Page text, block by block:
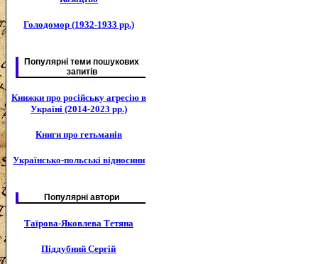
Голодомор (1932-1933 рр.)
Популярні теми пошукових
запитів
Книжки про російську агресію в
Україні (2014-2023 рр.)
Книги про гетьманів
Українсько-польські відносини
Популярні автори
Таїрова-Яковлева Тетяна
Піддубний Сергій